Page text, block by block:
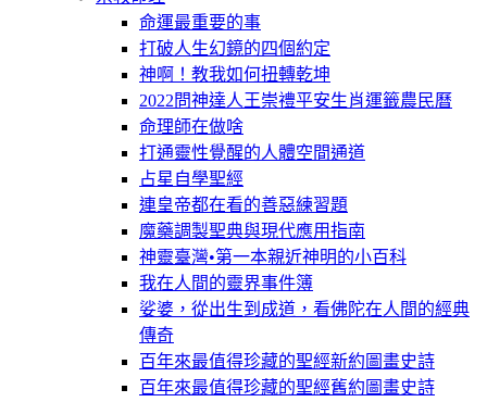
命運最重要的事
打破人生幻鏡的四個約定
神啊！教我如何扭轉乾坤
2022問神達人王崇禮平安生肖運籤農民曆
命理師在做啥
打通靈性覺醒的人體空間通道
占星自學聖經
連皇帝都在看的善惡練習題
魔藥調製聖典與現代應用指南
神靈臺灣•第一本親近神明的小百科
我在人間的靈界事件簿
娑婆，從出生到成道，看佛陀在人間的經典
傳奇
百年來最值得珍藏的聖經新約圖畫史詩
百年來最值得珍藏的聖經舊約圖畫史詩